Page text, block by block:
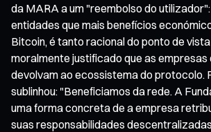
da MARA a um "reembolso do
entidades que mais benefícios
Bitcoin, é tanto racional do ponto de
moralmente justificado que as empresas
devolvam ao ecossistema do protocolo.
sublinhou: "Beneficiamos da rede. A
uma forma concreta de a empresa
suas responsabilidades